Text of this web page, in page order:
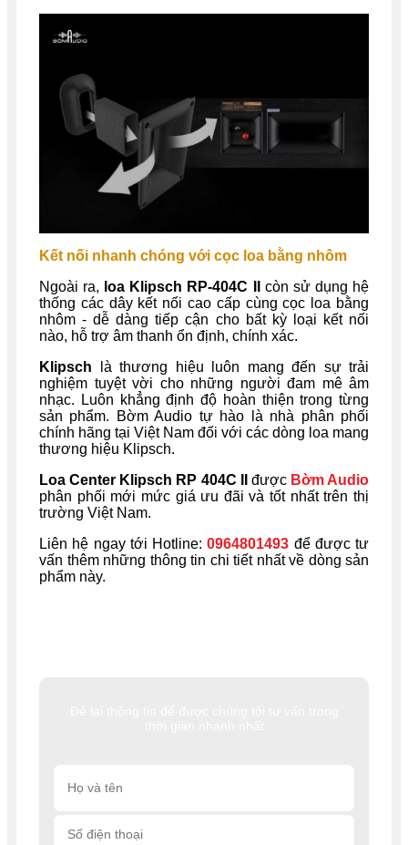
Kết nối nhanh chóng với cọc loa bằng nhôm
Ngoài ra, loa Klipsch RP-404C II
còn sử dụng hệ
thống các dây kết nối cao cấp cùng cọc loa bằng
nhôm - dễ dàng tiếp cận cho bất kỳ loại kết nối
nào, hỗ trợ âm thanh ổn định, chính xác.
Klipsch
là thương hiệu luôn mang đến sự trải
nghiệm tuyệt vời cho những người đam mê âm
nhạc. Luôn khẳng định độ hoàn thiện trong từng
sản phẩm. Bờm Audio tự hào là nhà phân phối
chính hãng tại Việt Nam đối với các dòng loa mang
thương hiệu Klipsch.
Loa Center Klipsch RP 404C II
được Bờm Audio
phân phối mới mức giá ưu đãi và tốt nhất trên thị
trường Việt Nam.
Liên hệ ngay tới Hotline:0964801493 để được tư
vấn thêm những thông tin chi tiết nhất về dòng sản
phẩm này.